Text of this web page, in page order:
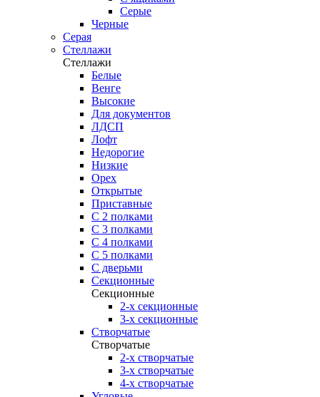
Серые
Черные
Серая
Стеллажи
Стеллажи
Белые
Венге
Высокие
Для документов
ЛДСП
Лофт
Недорогие
Низкие
Орех
Открытые
Приставные
С 2 полками
С 3 полками
С 4 полками
С 5 полками
С дверьми
Секционные
Секционные
2-х секционные
3-х секционные
Створчатые
Створчатые
2-х створчатые
3-х створчатые
4-х створчатые